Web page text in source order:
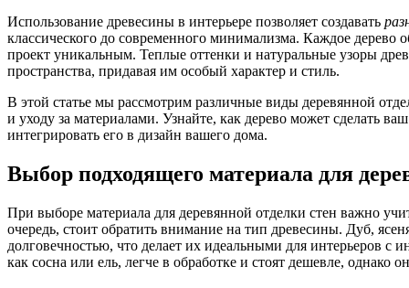
Использование древесины в интерьере позволяет создавать
классического до современного минимализма. Каждое дерево
проект уникальным. Теплые оттенки и натуральные узоры
пространства, придавая им особый характер и стиль.
В этой статье мы рассмотрим различные виды деревянной
и уходу за материалами. Узнайте, как дерево может сделать
интегрировать его в дизайн вашего дома.
Выбор подходящего материала для
При выборе материала для деревянной отделки стен важно
очередь, стоит обратить внимание на тип древесины. Дуб,
долговечностью, что делает их идеальными для интерьеров
как сосна или ель, легче в обработке и стоят дешевле,